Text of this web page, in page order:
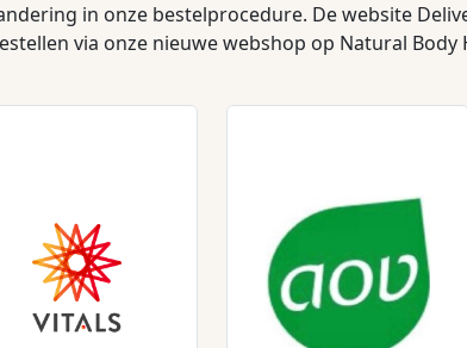
in onze bestelprocedure. De website
via onze nieuwe webshop op Natural Body